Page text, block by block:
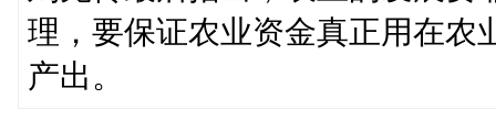
理，要保证农业资金真正用在农
产出。